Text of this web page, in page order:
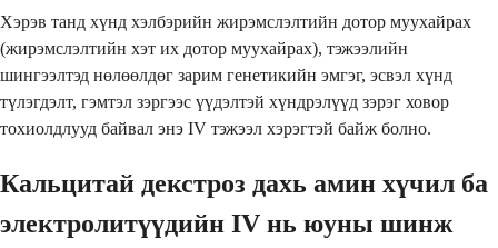
Хэрэв танд хүнд хэлбэрийн жирэмслэлтийн дотор муухайрах
(жирэмслэлтийн хэт их дотор муухайрах), тэжээлийн
шингээлтэд нөлөөлдөг зарим генетикийн эмгэг, эсвэл хүнд
түлэгдэлт, гэмтэл зэргээс үүдэлтэй хүндрэлүүд зэрэг ховор
тохиолдлууд байвал энэ IV тэжээл хэрэгтэй байж болно.
Кальцитай декстроз дахь амин хүчил ба
электролитүүдийн IV нь юуны шинж